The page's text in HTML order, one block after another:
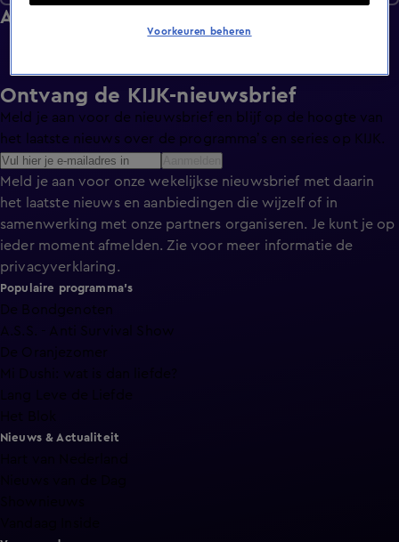
Afleveringen
Ontvang de KIJK-nieuwsbrief
Meld je aan voor de nieuwsbrief en blijf op de hoogte van
het laatste nieuws over de programma’s en series op KIJK.
Meld je aan voor onze wekelijkse nieuwsbrief met daarin
het laatste nieuws en aanbiedingen die wijzelf of in
samenwerking met onze partners organiseren. Je kunt je op
ieder moment afmelden. Zie voor meer informatie de
privacyverklaring.
Populaire programma's
De Bondgenoten
A.S.S. - Anti Survival Show
De Oranjezomer
Mi Dushi: wat is dan liefde?
Lang Leve de Liefde
Nieuws & Actualiteit
Voorkeuren beheren